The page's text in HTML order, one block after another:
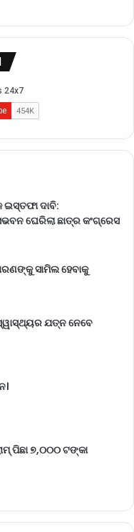
ଦାବି:
ଘେରିଲା ଛାତ୍ର କଂଗ୍ରେସ
ସାମିଲ ହେବାକୁ
ଯତ୍ନ ନେବେ
ପିଛା ୭,୦୦୦ ଟଙ୍କା